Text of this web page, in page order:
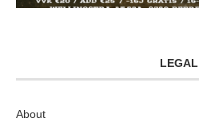
LEGAL
About